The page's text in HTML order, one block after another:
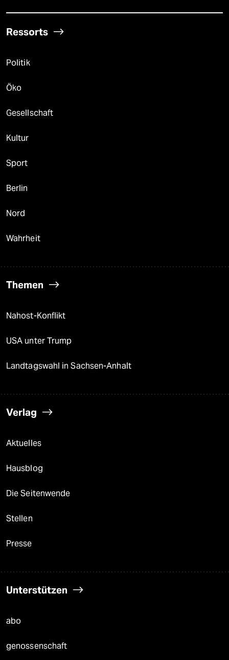
Ressorts
Politik
Öko
Gesellschaft
Kultur
Sport
Berlin
Nord
Wahrheit
Themen
Nahost-Konflikt
USA unter Trump
Landtagswahl in Sachsen-Anhalt
Verlag
Aktuelles
Hausblog
Die Seitenwende
Stellen
Presse
Unterstützen
abo
genossenschaft